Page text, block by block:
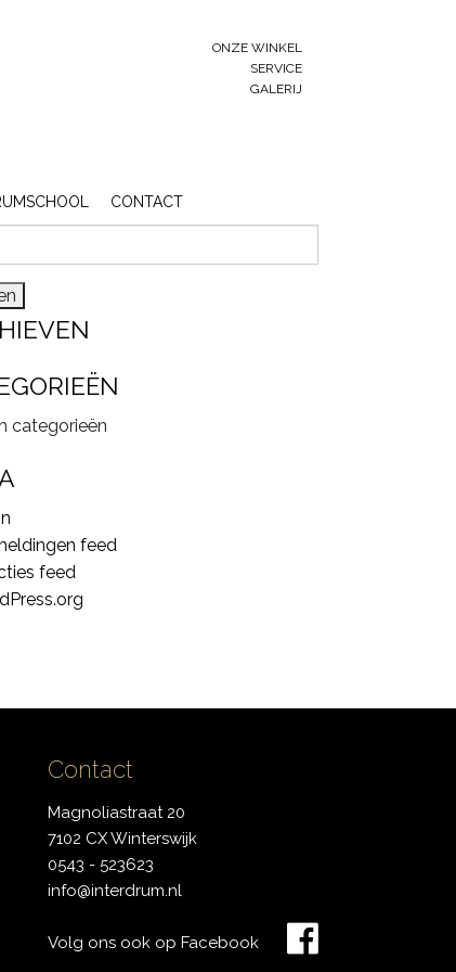
ONZE WINKEL
SERVICE
GALERIJ
CONTACT
categorieën
feed
feed
Contact
Magnoliastraat 20
7102 CX Winterswijk
0543 - 523623
info@interdrum.nl
Volg ons ook op Facebook